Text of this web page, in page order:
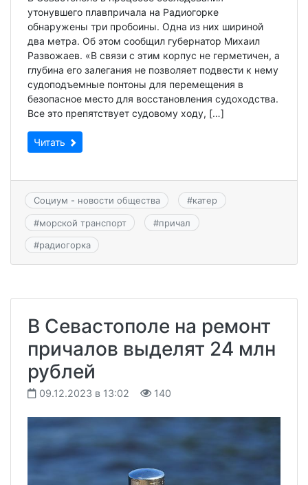
утонувшего плавпричала на Радиогорке
обнаружены три пробоины. Одна из них шириной
два метра. Об этом сообщил губернатор Михаил
Развожаев. «В связи с этим корпус не герметичен, а
глубина его залегания не позволяет подвести к нему
судоподъемные понтоны для перемещения в
безопасное место для восстановления судоходства.
Все это препятствует судовому ходу, […]
Читать
Социум - новости общества #катер
#морской транспорт #причал
#радиогорка
В Севастополе на ремонт
причалов выделят 24 млн
рублей
09.12.2023 в 13:02 140